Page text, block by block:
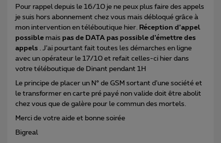
Pour rappel depuis le 16/10 je ne peux plus faire des appels
je suis hors abonnement chez vous mais débloqué grâce à
mon intervention en téléboutique hier. Réception d’appel
possible mais pas de DATA pas possible d’émettre des
appels . J’ai pourtant fait toutes les démarches en ligne
avec un opérateur le 17/10 et refait celles-ci hier dans
votre téléboutique de Dinant pendant 1H
Le principe de placer un N° de GSM sortant d’une société et
le transformer en carte pré payé non valide doit être abolit
chez vous que de galère pour le commun des mortels.
Merci de votre aide et bonne soirée
Bigreal